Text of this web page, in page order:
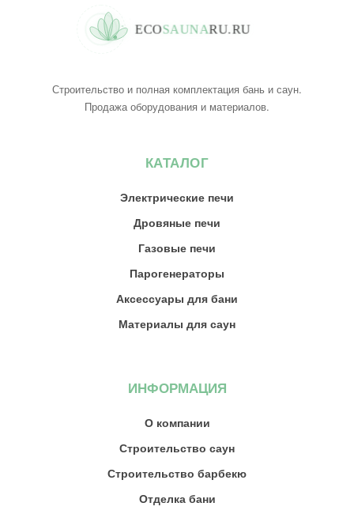
ECOSAUNARU.RU
Строительство и полная комплектация бань и саун.
Продажа оборудования и материалов.
КАТАЛОГ
Электрические печи
Дровяные печи
Газовые печи
Парогенераторы
Аксессуары для бани
Материалы для саун
ИНФОРМАЦИЯ
О компании
Строительство саун
Строительство барбекю
Отделка бани